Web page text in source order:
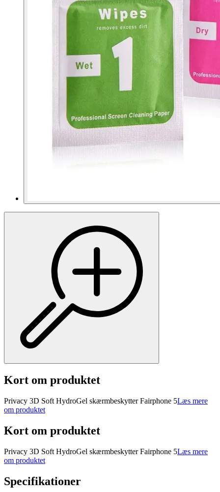
Kort om produktet
Privacy 3D Soft HydroGel skærmbeskytter Fairphone 5Læs mere
om produktet
Kort om produktet
Privacy 3D Soft HydroGel skærmbeskytter Fairphone 5Læs mere
om produktet
Specifikationer